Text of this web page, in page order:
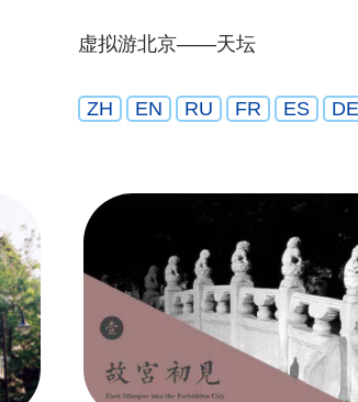
虚拟游北京——天坛
ZH EN RU FR ES DE